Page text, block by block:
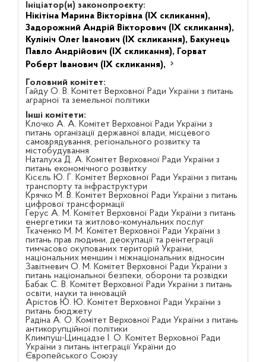
Ініціатор(и) законопроєкту:
Нікітіна Марина Вікторівна (IX скликання),
Задорожний Андрій Вікторович (IX скликання),
Кулініч Олег Іванович (IX скликання), Бакунець
Павло Андрійович (IX скликання), Горват
Роберт Іванович (IX скликання),
Головний комітет:
Гайду О. В. Комітет Верховної Ради України з питань
аграрної та земельної політики
Інші комітети:
Клочко А. А. Комітет Верховної Ради України з
питань організації державної влади, місцевого
самоврядування, регіонального розвитку та
містобудування
Наталуха Д. А. Комітет Верховної Ради України з
питань економічного розвитку
Кісєль Ю. Г. Комітет Верховної Ради України з питань
транспорту та інфраструктури
Крячко М. В. Комітет Верховної Ради України з питань
цифрової трансформації
Герус А. М. Комітет Верховної Ради України з питань
енергетики та житлово-комунальних послуг
Ткаченко М. М. Комітет Верховної Ради України з
питань прав людини, деокупації та реінтеграції
тимчасово окупованих територій України,
національних меншин і міжнаціональних відносин
Завітневич О. М. Комітет Верховної Ради України з
питань національної безпеки, оборони та розвідки
Бабак С. В. Комітет Верховної Ради України з питань
освіти, науки та інновацій
Арістов Ю. Ю. Комітет Верховної Ради України з
питань бюджету
Радіна А. О. Комітет Верховної Ради України з питань
антикорупційної політики
Климпуш-Цинцадзе І. О. Комітет Верховної Ради
України з питань інтеграції України до
Європейського Союзу